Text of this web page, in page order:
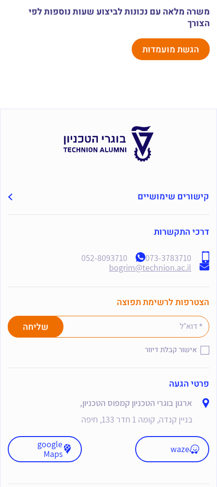
משרה מלאה עם נכונות לביצוע שעות נוספות לפי
הצורך
הגשת מועמדות
קישורים שימושיים
פרטי הגעה
ארגון בוגרי הטכניון קמפוס הטכניון,
בניין קנדה, קומה 1 חדר 133, חיפה
waze
google
Maps
דרכי התקשרות
073-3783710
052-8093710
bogrim@technion.ac.il
הצטרפות לרשימת תפוצה
אישור קבלת דיוור